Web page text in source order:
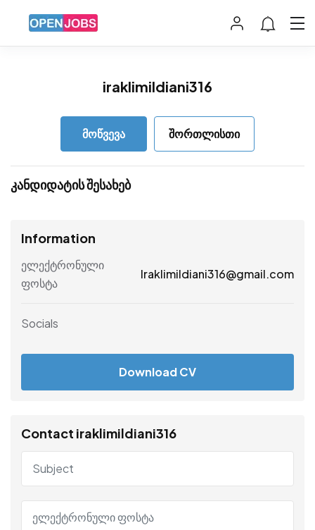
iraklimildiani316
მოწვევა შორთლისთი
კანდიდატის შესახებ
Information
ელექტრონული
ფოსტა
Iraklimildiani316@gmail.com
Socials
Download CV
Contact iraklimildiani316